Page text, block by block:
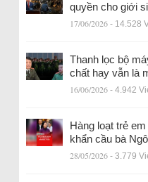
quyền cho giới
17/06/2026 - 14.528
Thanh lọc bộ
chất hay vẫn là
16/06/2026 - 4.942
Hàng loạt trẻ
khẩn cầu bà
28/05/2026 - 3.779